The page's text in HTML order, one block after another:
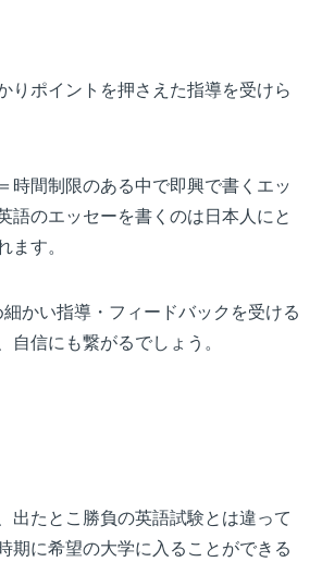
りポイントを押さえた指導を受けら
時間制限のある中で即興で書くエッ
語のエッセーを書くのは日本人にと
ます。
かい指導・フィードバックを受ける
信にも繋がるでしょう。
出たとこ勝負の英語試験とは違って
期に希望の大学に入ることができる